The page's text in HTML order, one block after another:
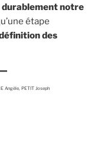
notre
étape
des
Angèle, PETIT Joseph